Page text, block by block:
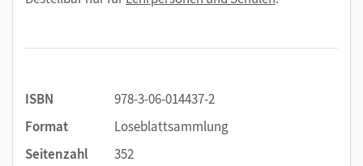
ISBN
978-3-06-014437-2
Format
Loseblattsammlung
Seitenzahl
352